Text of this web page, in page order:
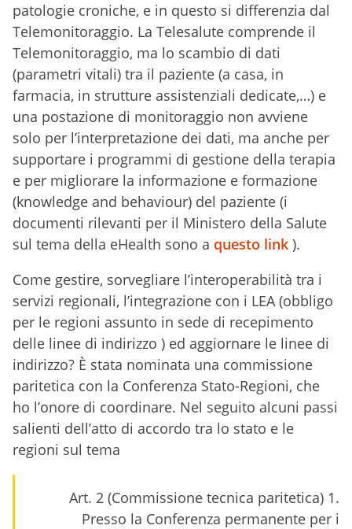
patologie croniche, e in questo si differenzia dal
Telemonitoraggio. La Telesalute comprende il
Telemonitoraggio, ma lo scambio di dati
(parametri vitali) tra il paziente (a casa, in
farmacia, in strutture assistenziali dedicate,…) e
una postazione di monitoraggio non avviene
solo per l’interpretazione dei dati, ma anche per
supportare i programmi di gestione della terapia
e per migliorare la informazione e formazione
(knowledge and behaviour) del paziente (i
documenti rilevanti per il Ministero della Salute
sul tema della eHealth sono a questo link ).
Come gestire, sorvegliare l’interoperabilità tra i
servizi regionali, l’integrazione con i LEA (obbligo
per le regioni assunto in sede di recepimento
delle linee di indirizzo ) ed aggiornare le linee di
indirizzo? È stata nominata una commissione
paritetica con la Conferenza Stato-Regioni, che
ho l’onore di coordinare. Nel seguito alcuni passi
salienti dell’atto di accordo tra lo stato e le
regioni sul tema
Art. 2 (Commissione tecnica paritetica) 1.
Presso la Conferenza permanente per i